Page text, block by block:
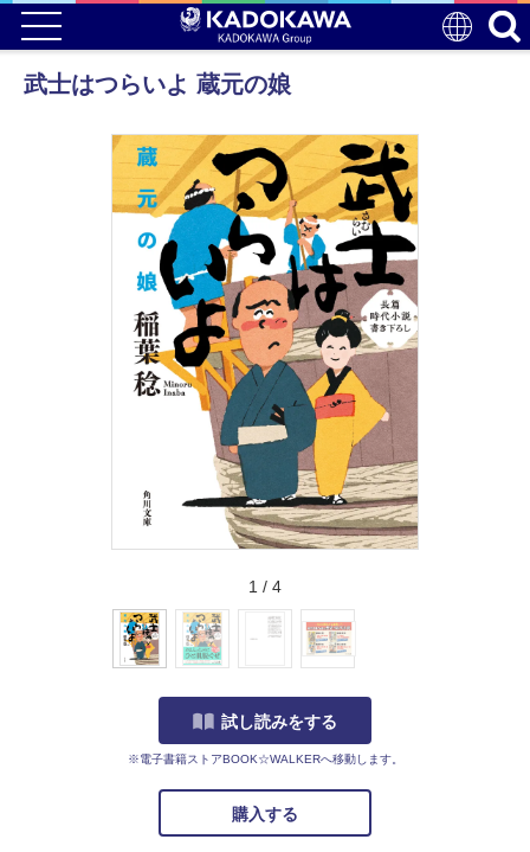
武士はつらいよ 蔵元の娘
1 / 4
試し読みをする
※電子書籍ストアBOOK☆WALKERへ移動します。
購入する